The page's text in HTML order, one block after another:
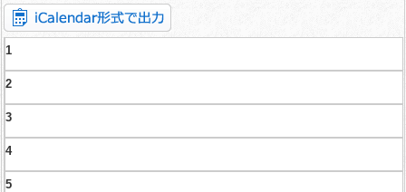
1
2
3
4
5